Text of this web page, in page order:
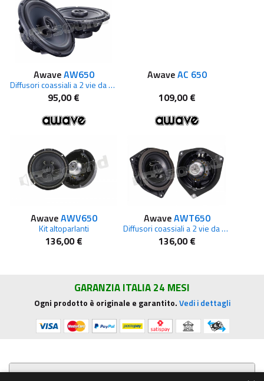
AwaveAW650
Diffusori coassiali a 2 vie da 6,5"
95,00 €
AwaveAC 650
109,00 €
AwaveAWV650
Kit altoparlanti
136,00 €
AwaveAWT650
Diffusori coassiali a 2 vie da 6,5" per Toyota
136,00 €
GARANZIA ITALIA 24 MESI
Ogni prodotto è originale e garantito.Vedi i dettagli
Presentazione aziendale